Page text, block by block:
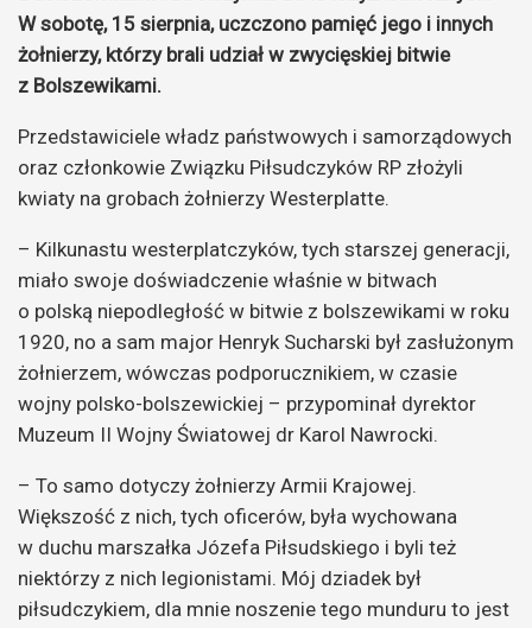
W sobotę, 15 sierpnia, uczczono pamięć jego i innych
żołnierzy, którzy brali udział w zwycięskiej bitwie
z Bolszewikami.
Przedstawiciele władz państwowych i samorządowych
oraz członkowie Związku Piłsudczyków RP złożyli
kwiaty na grobach żołnierzy Westerplatte.
– Kilkunastu westerplatczyków, tych starszej generacji,
miało swoje doświadczenie właśnie w bitwach
o polską niepodległość w bitwie z bolszewikami w roku
1920, no a sam major Henryk Sucharski był zasłużonym
żołnierzem, wówczas podporucznikiem, w czasie
wojny polsko-bolszewickiej – przypominał dyrektor
Muzeum II Wojny Światowej dr Karol Nawrocki.
– To samo dotyczy żołnierzy Armii Krajowej.
Większość z nich, tych oficerów, była wychowana
w duchu marszałka Józefa Piłsudskiego i byli też
niektórzy z nich legionistami. Mój dziadek był
piłsudczykiem, dla mnie noszenie tego munduru to jest